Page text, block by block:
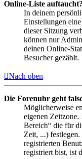
Online-Liste auftaucht?
In deinem
Einstellungen
dieser Sitzung
können nur
deinen Online-
Besucher gezählt.
Nach oben
Die Forenuhr geht
Möglicherweise
eigenen Zeitzone.
Bereich“ die für
Zeit, ...)
registrierten
registriert bist, ist